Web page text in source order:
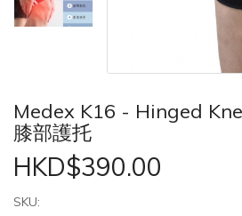
Medex K16 - Hinged
膝部護托
HKD$390.00
SKU: